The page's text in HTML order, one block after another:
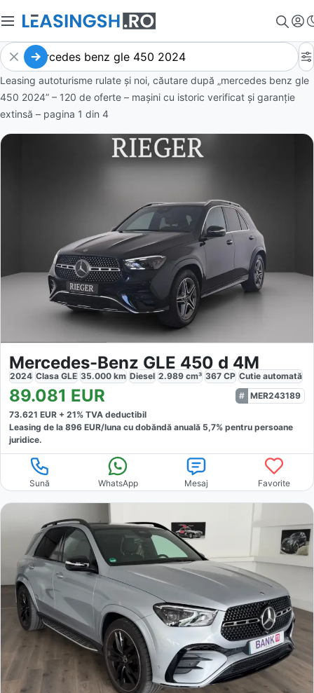
Leasing autoturisme rulate și noi, căutare după „mercedes benz gle
450 2024” – 120 de oferte – mașini cu istoric verificat și garanție
extinsă – pagina 1 din 4
Mercedes-Benz GLE 450 d 4M
2024 Clasa GLE 35.000 km Diesel 2.989 cm³ 367 CP Cutie automată
89.081 EUR
MER243189
73.621 EUR + 21% TVA deductibil
Leasing de la 896 EUR/luna cu dobăndă anuală 5,7% pentru persoane
juridice.
Sună WhatsApp Mesaj Favorite